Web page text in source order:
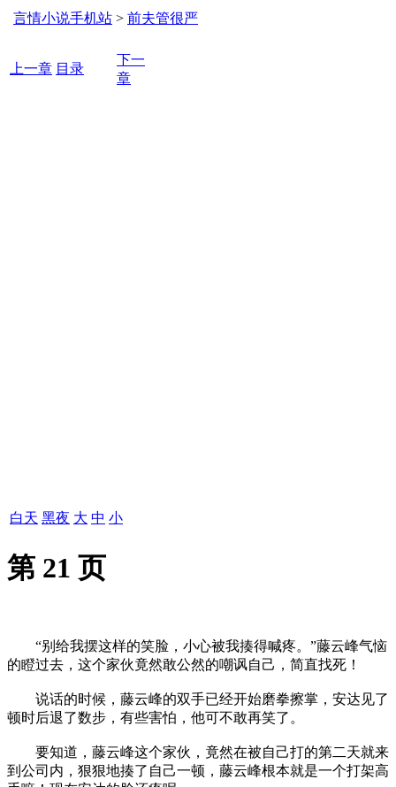
言情小说手机站 > 前夫管很严
上一章 目录
下一
章
白天 黑夜 大 中 小
第 21 页
“别给我摆这样的笑脸，小心被我揍得喊疼。”藤云峰气恼
的瞪过去，这个家伙竟然敢公然的嘲讽自己，简直找死！
说话的时候，藤云峰的双手已经开始磨拳擦掌，安达见了
顿时后退了数步，有些害怕，他可不敢再笑了。
要知道，藤云峰这个家伙，竟然在被自己打的第二天就来
到公司内，狠狠地揍了自己一顿，藤云峰根本就是一个打架高